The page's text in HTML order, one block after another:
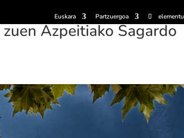
Euskara Partzuergoa elementu
Azpeitiako Sagardo